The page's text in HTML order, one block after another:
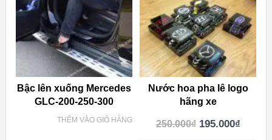
Bậc lên xuống Mercedes
GLC-200-250-300
THÊM VÀO GIỎ HÀNG
Nước hoa pha lê logo
hãng xe
250.000₫ 195.000₫